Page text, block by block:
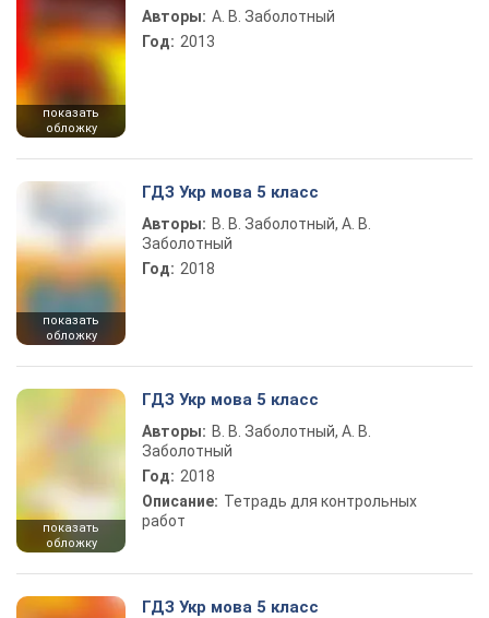
показать
обложку
Авторы: А. В. Заболотный
Год: 2013
показать
обложку
ГДЗ Укр мова 5 класс
Авторы: В. В. Заболотный, А. В.
Заболотный
Год: 2018
показать
обложку
ГДЗ Укр мова 5 класс
Авторы: В. В. Заболотный, А. В.
Заболотный
Год: 2018
Описание: Тетрадь для контрольных
работ
ГДЗ Укр мова 5 класс